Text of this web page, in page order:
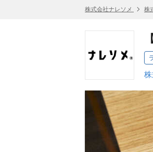
株式会社ナレソメ 株